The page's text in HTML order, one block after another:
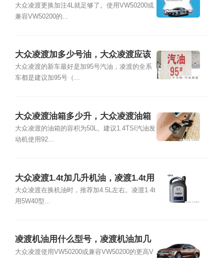
大众凌渡更换加注4L就足够了。使用VW50200或
兼容VW50200的...
大众凌渡加多少号油，大众凌渡应该
加几号油
大众凌渡的新车最好是加95号汽油，凌渡的全系
车都是建议加95号（...
大众凌渡油箱多少升，大众凌渡油箱
盖怎么开
大众凌渡的油箱的容积为50L。建议1.4TSI汽油发
动机使用92...
大众凌渡1.4t加几升机油，凌渡1.4t用
什么机油好
大众凌渡在换机油时，推荐加4.5L左右。凌渡1.4t
用5W40型...
凌渡机油用什么型号，凌渡机油加几
升
大众凌渡使用VW50200或兼容VW50200的更高V